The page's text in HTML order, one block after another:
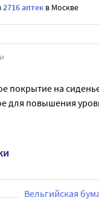
покрытие на
для повышения
защиту от
на
людьми.
и может быть
2716 аптек в Москве
Вельгийская